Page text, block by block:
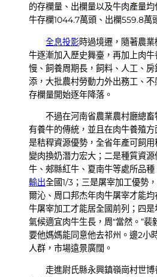
的存欄量、出欄量以及牛肉產量均
牛存欄1044.7萬頭、出欄559.8萬
全息投影時過境遷，隨著農
牛逐漸加入歷史舞臺，再加上肉
慢、飼養周期長，飼料、人工、
添，大批農村勞動力外出務工、
存欄量開始逐年降落。
不過在河南省農業農村廳總
有養牛的傳統，並且在肉牛養殖
是秸稈資源優勢，全省年產可飼
變肉換奶潛力宏大；二是種質資
牛、郟縣紅牛、夏南牛等處所品
輸出全國1/3；三是屠宰加工優勢
爾沁、周口邦杰年肉牛屠宰才能
牛屠宰加工才能居全國前列；四
氣候適宜肉牛生長，周“當然。”裴
要他媽媽能同意他去祁州。邊2小
人群，市場遠景廣闊。
走進尉氏縣永興鎮嶺崗村世